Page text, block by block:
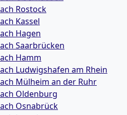
Rostock
Kassel
Hagen
Saarbrücken
Hamm
Ludwigshafen am Rhein
Mülheim an der Ruhr
Oldenburg
Osnabrück